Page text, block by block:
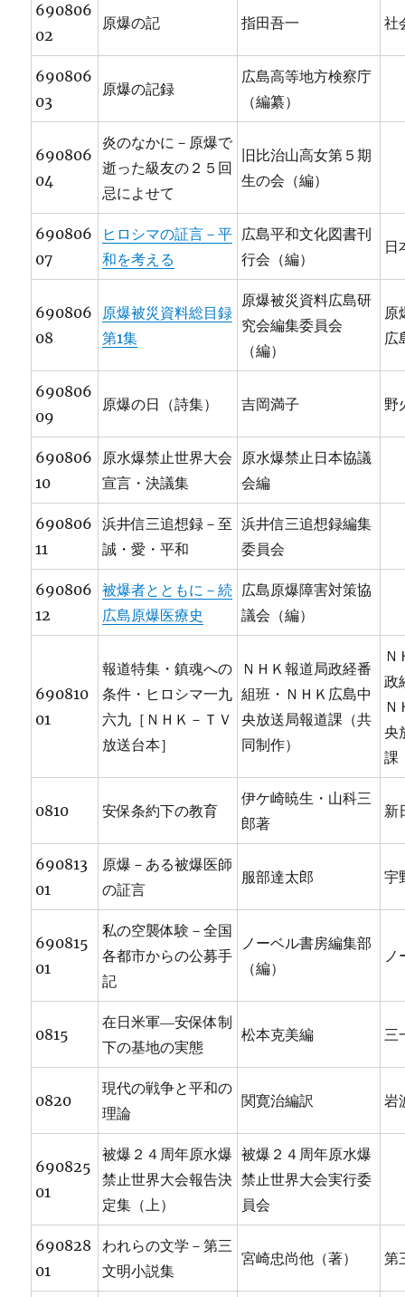
690806
02
原爆の記 指田吾一 社
690806
03
原爆の記録
広島高等地方検察庁
（編纂）
690806
04
炎のなかに－原爆で
逝った級友の２５回
忌によせて
旧比治山高女第５期
生の会（編）
690806
07
ヒロシマの証言－平
和を考える
広島平和文化図書刊
行会（編）
日
690806
08
原爆被災資料総目録
第1集
原爆被災資料広島研
究会編集委員会
（編）
原
広
690806
09
原爆の日（詩集） 吉岡満子 野
690806
10
原水爆禁止世界大会
宣言・決議集
原水爆禁止日本協議
会編
690806
11
浜井信三追想録－至
誠・愛・平和
浜井信三追想録編集
委員会
690806
12
被爆者とともに－続
広島原爆医療史
広島原爆障害対策協
議会（編）
690810
01
報道特集・鎮魂への
条件・ヒロシマ一九
六九［ＮＨＫ－ＴＶ
放送台本］
ＮＨＫ報道局政経番
組班・ＮＨＫ広島中
央放送局報道課（共
同制作）
Ｎ
政
Ｎ
央
課
0810 安保条約下の教育
伊ケ崎暁生・山科三
郎著
新
690813
01
原爆－ある被爆医師
の証言
服部達太郎 宇
690815
01
私の空襲体験－全国
各都市からの公募手
記
ノーベル書房編集部
（編）
ノ
0815
在日米軍―安保体制
下の基地の実態
松本克美編 三
0820
現代の戦争と平和の
理論
関寛治編訳 岩
690825
01
被爆２４周年原水爆
禁止世界大会報告決
定集（上）
被爆２４周年原水爆
禁止世界大会実行委
員会
690828
01
われらの文学－第三
文明小説集
宮崎忠尚他（著） 第